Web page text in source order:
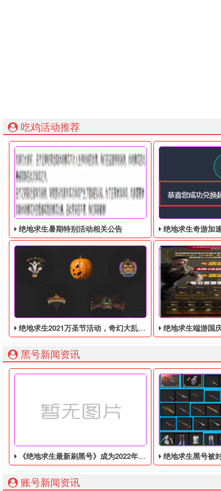
吃鸡活动推荐
绝地求生暑期特别活动相关公告 绝地求生奇游加速器免
绝地求生2021万圣节活动，奇幻大乱斗回归，还有新皮肤和新地图 绝地求生端游国庆节的终极白嫖活
黑号新闻资讯
《绝地求生最新刷黑号》成为2022年Steam评分最高的游戏，在线峰值超6.2万 绝地求生黑号被封
账号新闻资讯